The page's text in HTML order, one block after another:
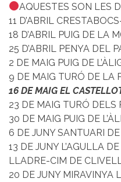
AQUESTES SON LES
11 D’ABRIL
18 D’ABRIL PUIG DE LA
25 D’ABRIL PENYA DEL
2 DE MAIG PUIG DE
9 DE MAIG TURÓ DE LA
16 DE MAIG EL
23 DE MAIG TURÓ DELS
30 DE MAIG PUIG DE
6 DE JUNY SANTUARI
13 DE JUNY L’AGULLA
LLADRE-CIM DE
20 DE JUNY MIRAVINYA